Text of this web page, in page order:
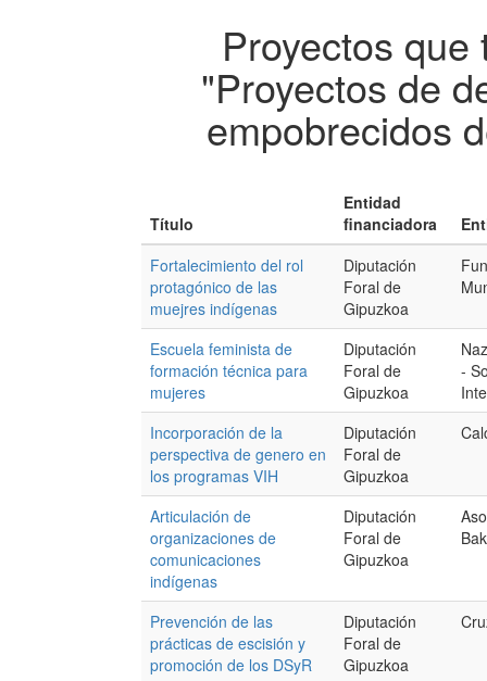
Proyectos
"Proyectos de
empobrecidos
Título
Entidad
financiadora
Fortalecimiento del rol
protagónico de las
muejres indígenas
Diputación
Foral de
Gipuzkoa
Escuela feminista de
formación técnica para
mujeres
Diputación
Foral de
Gipuzkoa
-
Incorporación de la
perspectiva de genero en
los programas VIH
Diputación
Foral de
Gipuzkoa
Articulación de
organizaciones de
comunicaciones
indígenas
Diputación
Foral de
Gipuzkoa
Prevención de las
prácticas de escisión y
promoción de los DSyR
Diputación
Foral de
Gipuzkoa